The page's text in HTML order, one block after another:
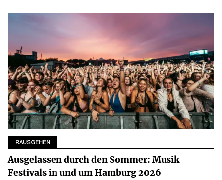
RAUSGEHEN
Ausgelassen durch den Sommer: Musik
Festivals in und um Hamburg 2026